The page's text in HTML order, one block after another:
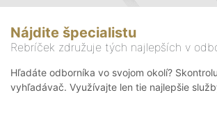
Nájdite špecialistu
Rebríček združuje tých najlepších v
Hľadáte odborníka vo svojom okolí?
vyhľadávač. Využívajte len tie najlepšie